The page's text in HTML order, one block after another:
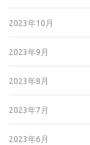
2023年10月
2023年9月
2023年8月
2023年7月
2023年6月